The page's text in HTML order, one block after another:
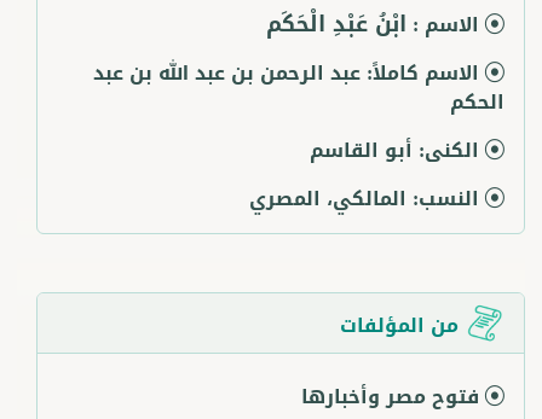
الاسم : ابْنُ عَبْدِ الْحَكَم
الاسم كاملاً:عبد الرحمن بن عبد الله بن عبد
الحكم
الكنى: أبو القاسم
النسب: المالكي، المصري
من المؤلفات
فتوح مصر وأخبارها